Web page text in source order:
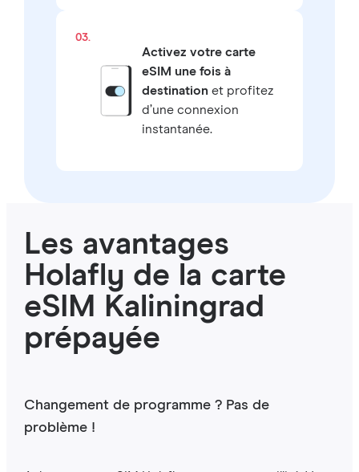
03.
Activez votre carte
eSIM une fois à
destinationet profitez
d’une connexion
instantanée.
Les avantages
Holafly de la carte
eSIM Kaliningrad
prépayée
Changement de programme ? Pas de
problème !